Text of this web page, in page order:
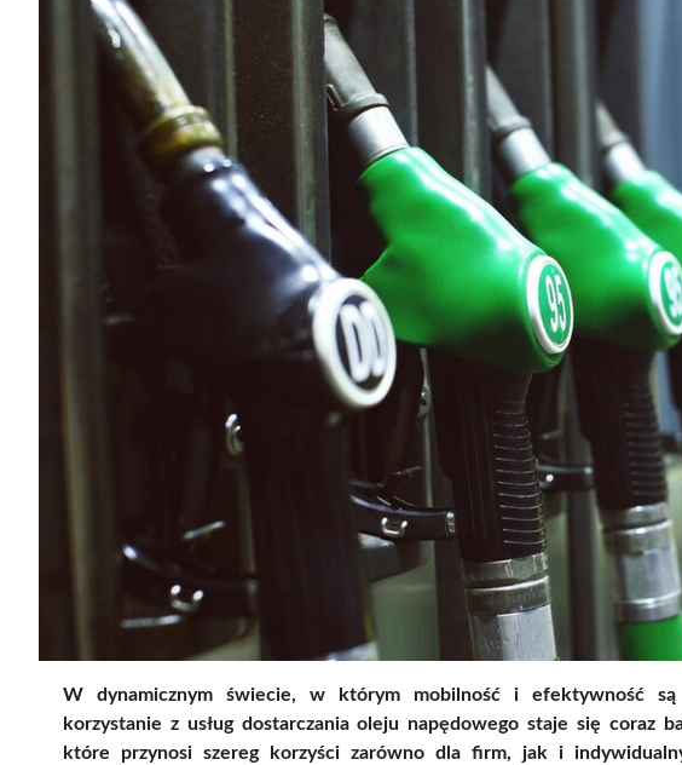
W dynamicznym świecie, w którym mobilność i efektywność są
korzystanie z usług dostarczania oleju napędowego staje się coraz
które przynosi szereg korzyści zarówno dla firm, jak i